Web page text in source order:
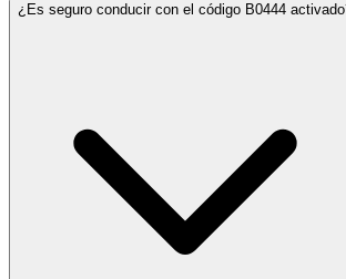
¿Es seguro conducir con el código B0444